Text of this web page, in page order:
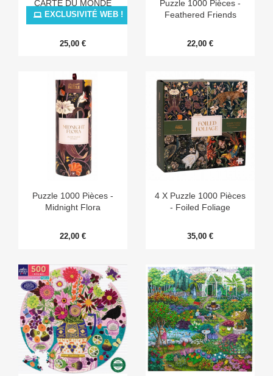
CARTE DU MONDE
ILLUSTREE
25,00 €
EXCLUSIVITÉ WEB !
Puzzle 1000 Pièces -
Feathered Friends
22,00 €
Puzzle 1000 Pièces -
Midnight Flora
22,00 €
4 X Puzzle 1000 Pièces
- Foiled Foliage
35,00 €